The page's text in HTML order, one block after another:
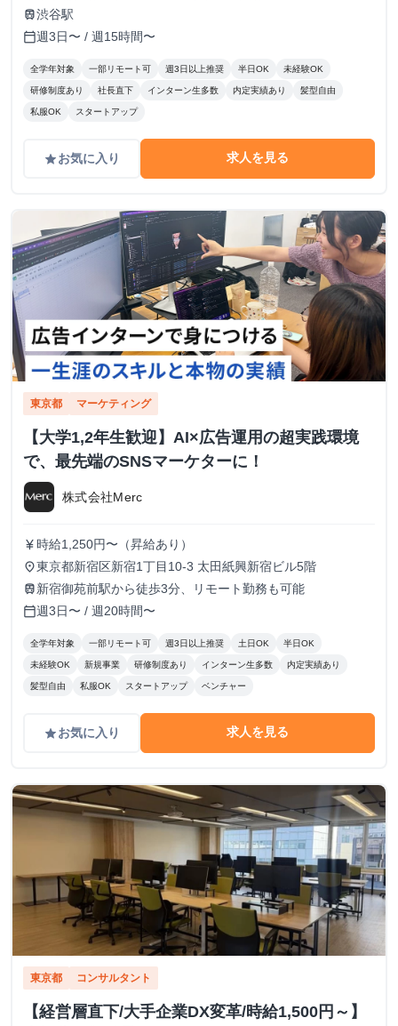
train渋谷駅
calendar_today週3日〜 / 週15時間〜
全学年対象 一部リモート可 週3日以上推奨 半日OK 未経験OK
研修制度あり 社長直下 インターン生多数 内定実績あり 髪型自由
私服OK スタートアップ
gradeお気に入り 求人を見る
東京都 マーケティング
【大学1,2年生歓迎】AI×広告運用の超実践環境
で、最先端のSNSマーケターに！
株式会社Merc
currency_yen 時給1,250円〜（昇給あり）
place東京都新宿区新宿1丁目10-3 太田紙興新宿ビル5階
train 新宿御苑前駅から徒歩3分、リモート勤務も可能
calendar_today週3日〜 / 週20時間〜
全学年対象 一部リモート可 週3日以上推奨 土日OK 半日OK
未経験OK 新規事業 研修制度あり インターン生多数 内定実績あり
髪型自由 私服OK スタートアップ ベンチャー
gradeお気に入り 求人を見る
東京都 コンサルタント
【経営層直下/大手企業DX変革/時給1,500円～】